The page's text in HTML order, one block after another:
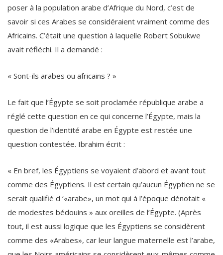
poser à la population arabe d’Afrique du Nord, c’est de
savoir si ces Arabes se considéraient vraiment comme des
Africains. C’était une question à laquelle Robert Sobukwe
avait réfléchi. Il a demandé :
« Sont-ils arabes ou africains ? »
Le fait que l’Égypte se soit proclamée république arabe a
réglé cette question en ce qui concerne l’Égypte, mais la
question de l’identité arabe en Égypte est restée une
question contestée. Ibrahim écrit :
« En bref, les Égyptiens se voyaient d’abord et avant tout
comme des Égyptiens. Il est certain qu’aucun Égyptien ne se
serait qualifié d ‘«arabe», un mot qui à l’époque dénotait «
de modestes bédouins » aux oreilles de l’Égypte. (Après
tout, il est aussi logique que les Égyptiens se considèrent
comme des «Arabes», car leur langue maternelle est l’arabe,